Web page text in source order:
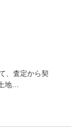
、査定から契
地…